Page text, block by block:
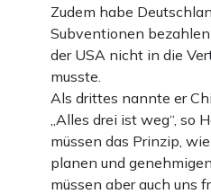
Zudem habe
Subventionen
der USA nicht in die
musste.
Als drittes nannte er
„Alles drei ist weg“, so
müssen das Prinzip,
planen und
müssen aber auch uns